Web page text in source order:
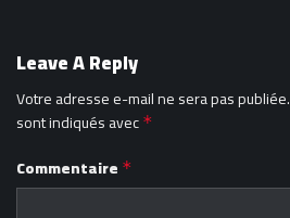
Leave A Reply
Votre adresse e-mail ne sera pas publiée.
sont indiqués avec *
Commentaire *